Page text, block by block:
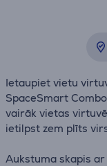
Ietaupiet vietu
SpaceSmart
vairāk vietas
ietilpst zem plīts
Aukstuma skapis